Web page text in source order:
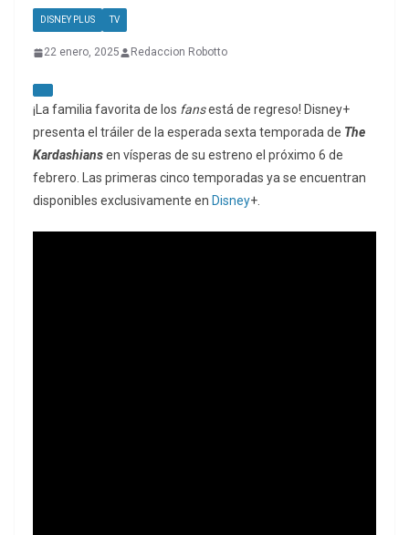
DISNEY PLUS TV
22 enero, 2025 Redaccion Robotto
¡La familia favorita de los fansestá de regreso! Disney+
presenta el tráiler de la esperada sexta temporada de The
Kardashiansen vísperas de su estreno el próximo 6 de
febrero. Las primeras cinco temporadas ya se encuentran
disponibles exclusivamente en Disney+.